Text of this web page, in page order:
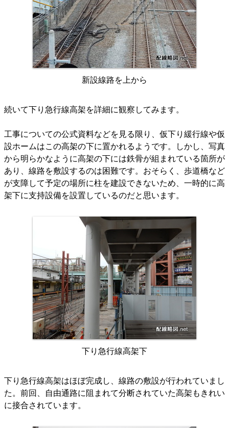
新設線路を上から
続いて下り急行線高架を詳細に観察してみます。
工事についての公式資料などを見る限り、仮下り緩行線や仮
設ホームはこの高架の下に置かれるようです。しかし、写真
から明らかなように高架の下には鉄骨が組まれている箇所が
あり、線路を敷設するのは困難です。おそらく、歩道橋など
が支障して予定の場所に柱を建設できないため、一時的に高
架下に支持設備を設置しているのだと思います。
下り急行線高架下
下り急行線高架はほぼ完成し、線路の敷設が行われていまし
た。前回、自由通路に阻まれて分断されていた高架もきれい
に接合されています。